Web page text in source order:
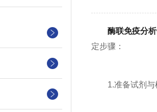
酶联免疫分
定步骤：
1.准备试剂与